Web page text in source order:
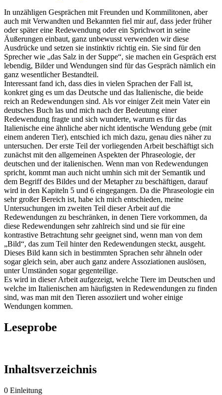
In unzähligen Gesprächen mit Freunden und Kommilitonen, aber
auch mit Verwandten und Bekannten fiel mir auf, dass jeder früher
oder später eine Redewendung oder ein Sprichwort in seine
Äußerungen einbaut, ganz unbewusst verwenden wir diese
Ausdrücke und setzen sie instinktiv richtig ein. Sie sind für den
Sprecher wie „das Salz in der Suppe“, sie machen ein Gespräch erst
lebendig, Bilder und Wendungen sind für das Gespräch nämlich ein
ganz wesentlicher Bestandteil.
Interessant fand ich, dass dies in vielen Sprachen der Fall ist,
konkret ging es um das Deutsche und das Italienische, die beide
reich an Redewendungen sind. Als vor einiger Zeit mein Vater ein
deutsches Buch las und mich nach der Bedeutung einer
Redewendung fragte und sich wunderte, warum es für das
Italienische eine ähnliche aber nicht identische Wendung gebe (mit
einem anderen Tier), entschied ich mich dazu, genau dies näher zu
untersuchen. Der erste Teil der vorliegenden Arbeit beschäftigt sich
zunächst mit den allgemeinen Aspekten der Phraseologie, der
deutschen und der italienischen. Wenn man von Redewendungen
spricht, kommt man auch nicht umhin sich mit der Semantik und
dem Begriff des Bildes und der Metapher zu beschäftigen, darauf
wird in den Kapiteln 5 und 6 eingegangen. Da die Phraseologie ein
sehr großer Bereich ist, habe ich mich entschieden, meine
Untersuchungen im zweiten Teil dieser Arbeit auf die
Redewendungen zu beschränken, in denen Tiere vorkommen, da
diese Redewendungen sehr zahlreich sind und sie für eine
kontrastive Betrachtung sehr geeignet sind, wenn man von dem
„Bild“, das zum Teil hinter den Redewendungen steckt, ausgeht.
Dieses Bild kann sich in bestimmten Sprachen sehr ähneln oder
sogar gleich sein, aber auch ganz andere Assoziationen auslösen,
unter Umständen sogar gegenteilige.
Es wird in dieser Arbeit aufgezeigt, welche Tiere im Deutschen und
welche im Italienischen am häufigsten in Redewendungen zu finden
sind, was man mit den Tieren assoziiert und woher einige
Wendungen kommen.
Leseprobe
Inhaltsverzeichnis
0 Einleitung